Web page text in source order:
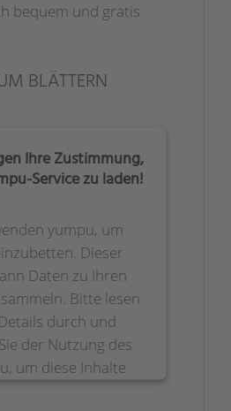
bequem und gratis
BLÄTTERN
Ihre Zustimmung,
Service zu laden!
yumpu, um
Dieser
Daten zu Ihren
Bitte lesen
durch und
der Nutzung des
um diese Inhalte